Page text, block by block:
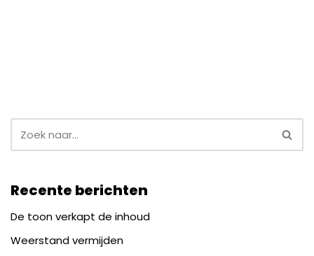
Recente berichten
De toon verkapt de inhoud
Weerstand vermijden